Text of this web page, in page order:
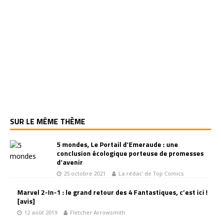
SUR LE MÊME THÈME
5 mondes, Le Portail d’Emeraude : une
conclusion écologique porteuse de promesses
d’avenir
25 octobre 2021 La rédac' de Top Comics
Marvel 2-In-1 : le grand retour des 4 Fantastiques, c’est ici !
[avis]
12 août 2019 Fletcher Arrowsmith